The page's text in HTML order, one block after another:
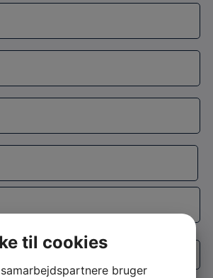
til cookies
bruger